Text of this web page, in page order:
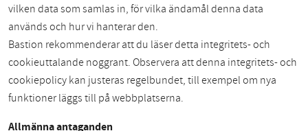
vilken data som samlas in, för vilka ändamål denna data
används och hur vi hanterar den.
Bastion rekommenderar att du läser detta integritets- och
cookieuttalande noggrant. Observera att denna integritets- och
cookiepolicy kan justeras regelbundet, till exempel om nya
funktioner läggs till på webbplatserna.
Allmänna antaganden